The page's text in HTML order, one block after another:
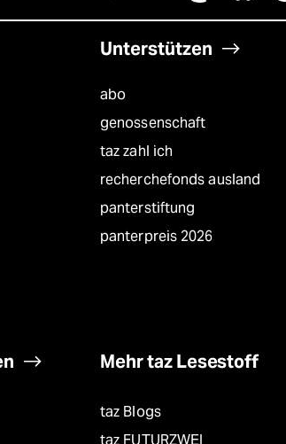
Unterstützen
abo
genossenschaft
taz zahl ich
recherchefonds ausland
panterstiftung
panterpreis 2026
Mehr taz Lesestoff
taz Blogs
taz FUTURZWEI